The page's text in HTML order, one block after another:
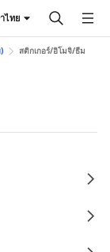
ไทย
สติกเกอร์/อิโมจิ/ธีม